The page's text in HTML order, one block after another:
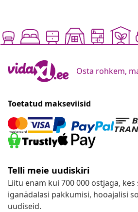
Osta rohkem,
Toetatud makseviisid
Telli meie uudiskiri
Liitu enam kui 700 000 ostjaga, kes
iganädalasi pakkumisi, hooajalisi
uudiseid.